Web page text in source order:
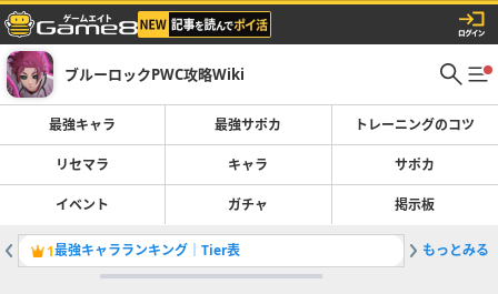
ブルーロックPWC攻略Wiki
最強キャラ 最強サポカ トレーニングのコツ
リセマラ キャラ サポカ
イベント ガチャ 掲示板
1最強キャラランキング｜Tier表 2最強サ
もっとみる